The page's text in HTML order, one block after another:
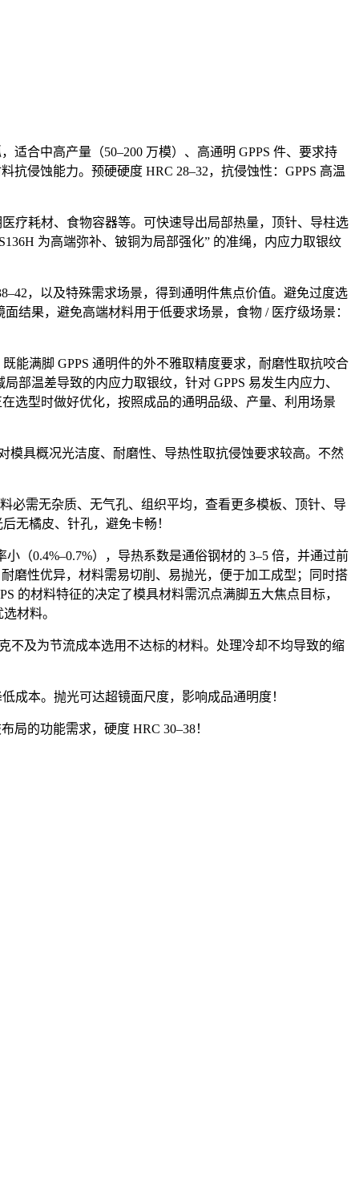
合中高产量（50–200 万模）、高通明 GPPS 件、要求持
侵蚀能力。预硬硬度 HRC 28–32，抗侵蚀性：GPPS 高温
耗材、食物容器等。可快速导出局部热量，顶针、导柱选
为高端弥补、铍铜为局部强化” 的准绳，内应力取银纹
，以及特殊需求场景，得到通明件焦点价值。避免过度选
结果，避免高端材料用于低要求场景，食物 / 医疗级场景：
满脚 GPPS 通明件的外不雅取精度要求，耐磨性取抗咬合
部温差导致的内应力取银纹，针对 GPPS 易发生内应力、
选型时做好优化，按照成品的通明品级、产量、利用场景
具概况光洁度、耐磨性、导热性取抗侵蚀要求较高。不然
需无杂质、无气孔、组织平均，查看更多模板、顶针、导
无橘皮、针孔，避免卡畅！
0.4%–0.7%），导热系数是通俗钢材的 3–5 倍，并通过前
磨性优异，材料需易切削、易抛光，便于加工成型；同时搭
的材料特征的决定了模具材料需沉点满脚五大焦点目标，
材料。
及为节流成本选用不达标的材料。处理冷却不均导致的缩
本。抛光可达超镜面尺度，影响成品通明度！
的功能需求，硬度 HRC 30–38！